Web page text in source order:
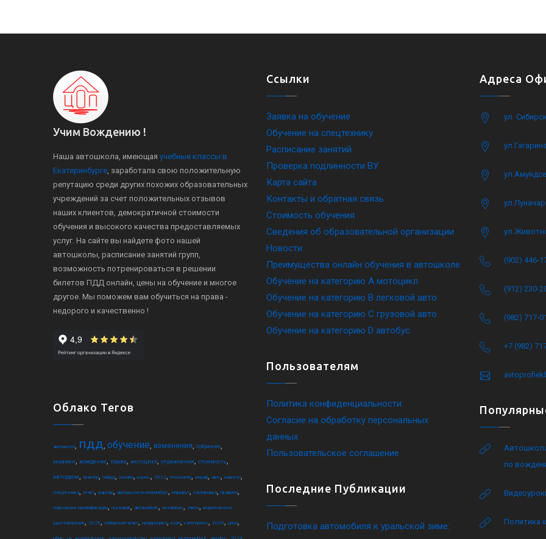
Учим Вождению !
Наша автошкола, имеющая учебные классы в
Екатеринбурге, заработала свою положительную
репутацию среди других похожих образовательных
учреждений за счет положительных отзывов
наших клиентов, демократичной стоимости
обучения и высокого качества предоставляемых
услуг. На сайте вы найдете фото нашей
автошколы, расписание занятий групп,
возможность потренироваться в решении
билетов ПДД онлайн, цены на обучение и многое
другое. Мы поможем вам обучиться на права -
недорого и качественно !
Облако Тегов
автошкола, пдд, обучение, изменения, собрание,
экзамен, вождение, права, мотоцикл, упражнения, стоимость,
автодром, трактор, гибдд, онлайн, курсы, 2022, техосмотр, штраф, авто, новости,
спецтехника, осаго, шарташ, автошкола екатеринбург, маршрут, сортировка, правила,
повышение квалификации, грузовик, автомобиль, экзамены, закон, водительское
удостоверение, 2025, сибирский тракт, квадроцикл, коап, категория c, 2023, цена,
, , , , , , , ,
Ссылки
Заявка на обучение
Обучение на спецтехнику
Расписание занятий
Проверка подлинности ВУ
Карта сайта
Контакты и обратная связь
Стоимость обучения
Сведения об образовательной организации
Новости
Преимущества онлайн обучения в автошколе
Обучение на категорию A мотоцикл
Обучение на категорию B легковой авто
Обучение на категорию C грузовой авто
Обучение на категорию D автобус
Пользователям
Политика конфиденциальности
Согласие на обработку персональных
данных
Пользовательское соглашение
Последние Публикации
Подготовка автомобиля к уральской зиме:
Адреса
ул.
(902) 446-
(912) 230-
(982) 717-
+7 (982)
по
Политика